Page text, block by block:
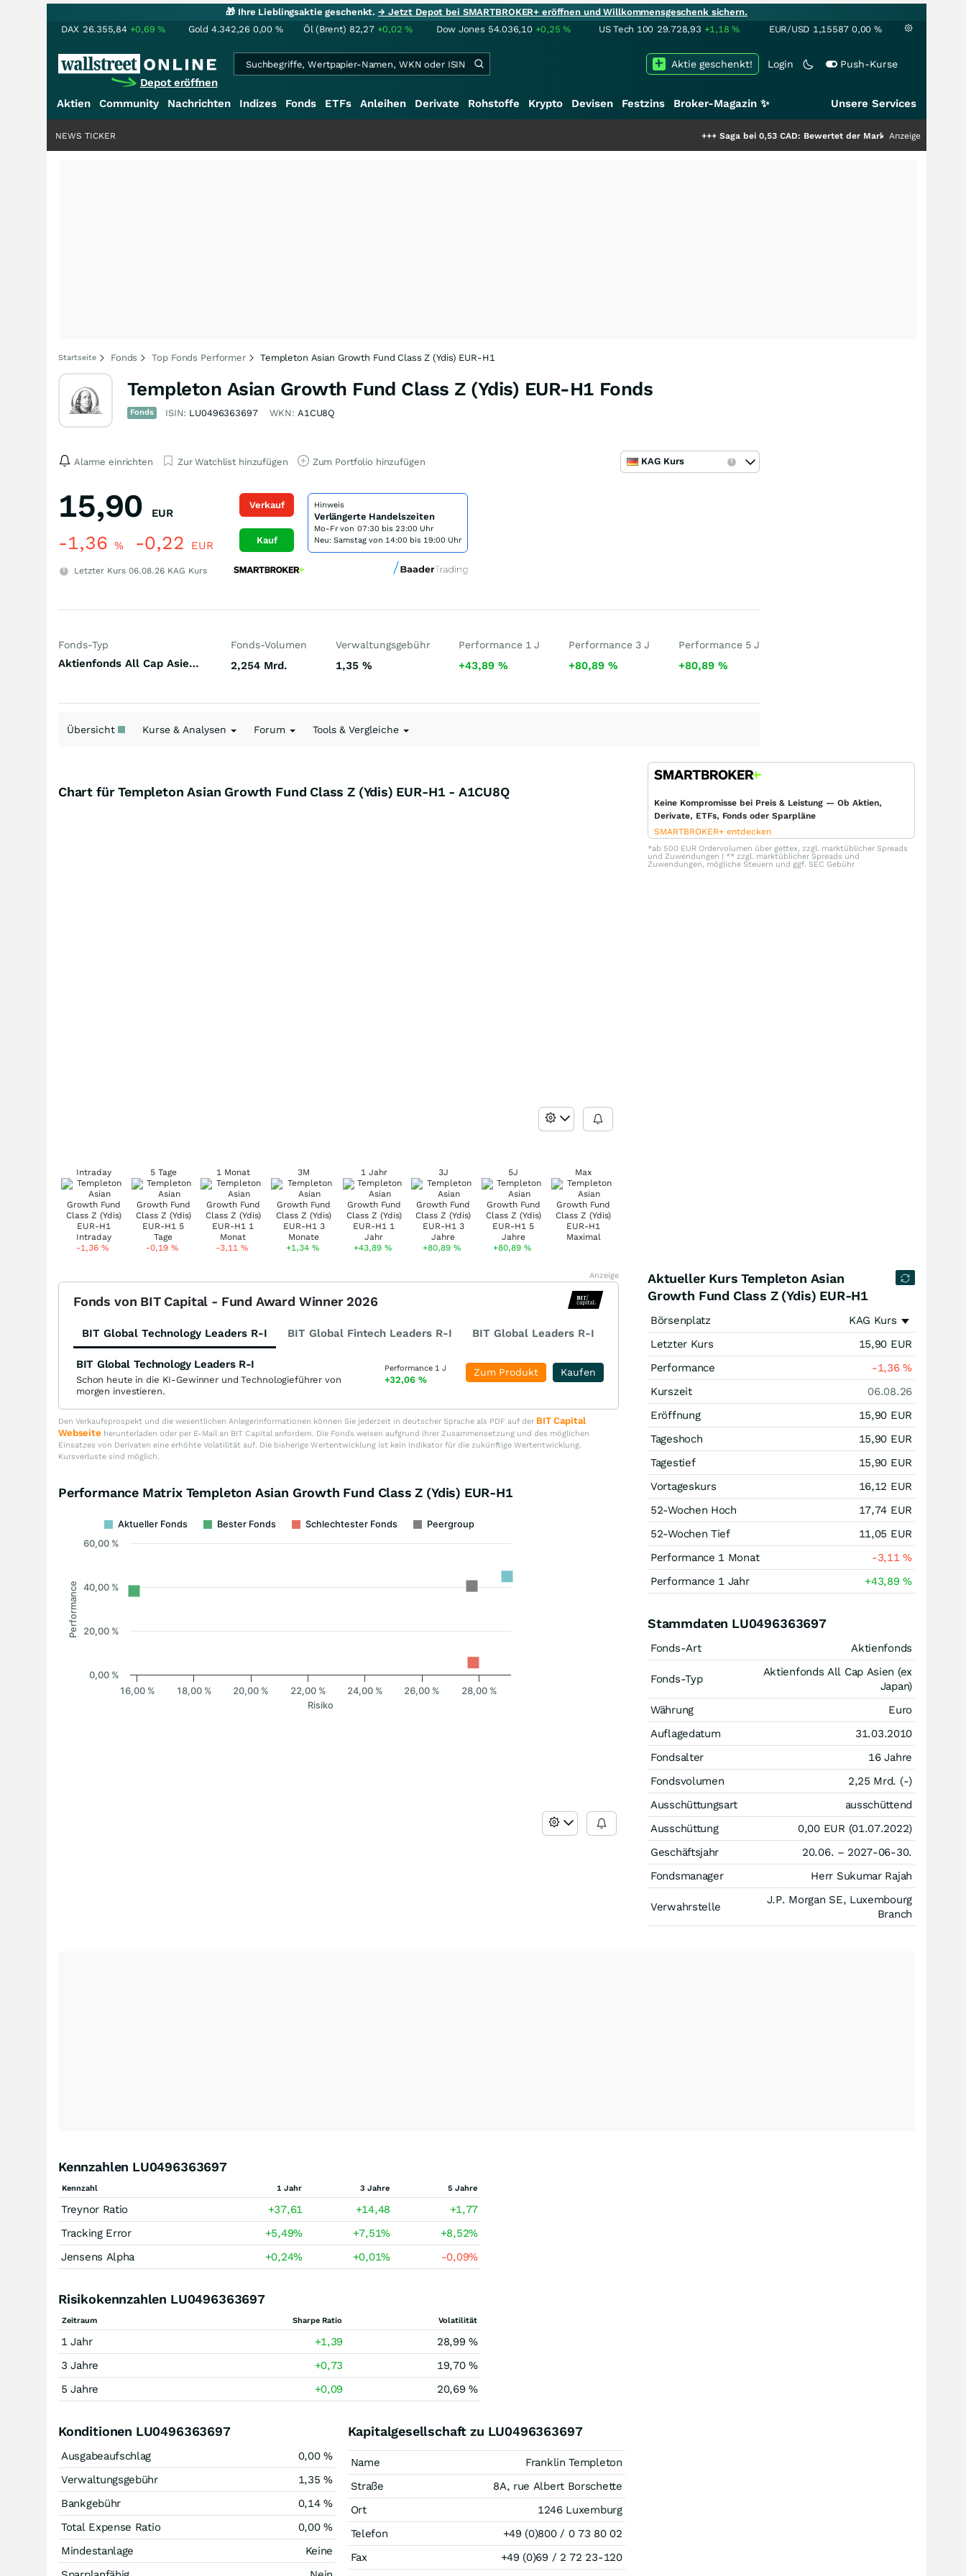
🎁 Ihre Lieblingsaktie geschenkt.→ Jetzt Depot bei SMARTBROKER+ eröffnen und Willkommensgeschenk sichern.
DAX 26.355,84 +0,69% Gold 4.342,26 0,00 % Öl (Brent) 82,27 +0,02% Dow Jones 54.036,10 +0,25% US Tech 100 29.728,93 +1,18% EUR/USD 1,15587 0,00 %
Depot eröffnen
Login Push-Kurse
Aktie geschenkt!
Aktien Community Nachrichten Indizes Fonds ETFs Anleihen Derivate Rohstoffe Krypto Devisen Festzins Broker-Magazin ✨ Unsere Services
Saga bei 0,53 CAD: Bewertet der Markt noch immer nur die Hälfte
Anzeige
NEWS TICKER
Startseite Fonds Top Fonds Performer Templeton Asian Growth Fund Class Z (Ydis) EUR-H1
Templeton Asian Growth Fund Class Z (Ydis) EUR-H1 Fonds
Fonds ISIN: LU0496363697 WKN: A1CU8Q
Alarme einrichten Zur Watchlist hinzufügen Zum Portfolio hinzufügen KAG Kurs
15,90 EUR
-1,36 % -0,22 EUR
Letzter Kurs 06.08.26 KAG Kurs
Verkauf
Kauf
Hinweis
Verlängerte Handelszeiten
Mo-Fr von 07:30 bis 23:00 Uhr
Neu: Samstag von 14:00 bis 19:00 Uhr
Fonds-Typ
Aktienfonds All Cap Asien (ex Japan)
Fonds-Volumen
2,254 Mrd.
Verwaltungsgebühr
1,35 %
Performance 1 J
+43,89%
Performance 3 J
+80,89%
Performance 5 J
+80,89 %
Übersicht Kurse & Analysen Forum Tools & Vergleiche
Chart für Templeton Asian Growth Fund Class Z (Ydis) EUR-H1 - A1CU8Q
Intraday
-1,36 %
5 Tage
-0,19 %
1 Monat
-3,11 %
3M
+1,34 %
1 Jahr
+43,89 %
3J
+80,89%
5J
+80,89 %
Max
Keine Kompromisse bei Preis & Leistung — Ob Aktien,
Derivate, ETFs, Fonds oder Sparpläne
SMARTBROKER+ entdecken
*ab 500 EUR Ordervolumen über gettex, zzgl. marktüblicher Spreads
und Zuwendungen | ** zzgl. marktüblicher Spreads und
Zuwendungen, mögliche Steuern und ggf. SEC Gebühr
Anzeige
Fonds von BIT Capital - Fund Award Winner 2026
BIT Global Technology Leaders R-I BIT Global Fintech Leaders R-I BIT Global Leaders R-I
BIT Global Technology Leaders R-I
Schon heute in die KI-Gewinner und Technologieführer von
morgen investieren.
Performance 1 J
+32,06 %
Kaufen
Zum Produkt
Den Verkaufsprospekt und die wesentlichen Anlegerinformationen können Sie jederzeit in deutscher Sprache als PDF auf der BIT Capital
Webseite herunterladen oder per E-Mail an BIT Capital anfordern. Die Fonds weisen aufgrund ihrer Zusammensetzung und des möglichen
Einsatzes von Derivaten eine erhöhte Volatilität auf. Die bisherige Wertentwicklung ist kein Indikator für die zukünftige Wertentwicklung.
Kursverluste sind möglich.
Performance Matrix Templeton Asian Growth Fund Class Z (Ydis) EUR-H1
Risiko
Performance
Aktueller Fonds Bester Fonds Schlechtester Fonds Peergroup
16,00 % 18,00 % 20,00 % 22,00 % 24,00 % 26,00 % 28,00 %
0,00 %
20,00 %
40,00 %
60,00 %
Aktueller Kurs Templeton Asian
Growth Fund Class Z (Ydis) EUR-H1
Börsenplatz
KAG Kurs
Letzter Kurs
15,90 EUR
Performance
-1,36%
Kurszeit
06.08.26
Eröffnung
15,90 EUR
Tageshoch
15,90 EUR
Tagestief
15,90 EUR
Vortageskurs
16,12 EUR
52-Wochen Hoch
17,74 EUR
52-Wochen Tief
11,05 EUR
Performance 1 Monat
-3,11%
Performance 1 Jahr
+43,89%
Stammdaten LU0496363697
Fonds-Art Aktienfonds
Fonds-Typ
Aktienfonds All Cap Asien (ex
Japan)
Währung
Euro
Auflagedatum
31.03.2010
Fondsalter
16 Jahre
Fondsvolumen
2,25 Mrd. (-)
Ausschüttungsart
ausschüttend
Ausschüttung
0,00 EUR (01.07.2022)
Geschäftsjahr
20.06. – 2027-06-30.
Fondsmanager
Herr Sukumar Rajah
Verwahrstelle
J.P. Morgan SE, Luxembourg
Branch
Kennzahlen LU0496363697
Kennzahl 1 Jahr 3 Jahre 5 Jahre
Treynor Ratio +37,61 +14,48
+1,77
Tracking Error
+5,49% +7,51% +8,52%
Jensens Alpha
+0,24% +0,01% -0,09%
Risikokennzahlen LU0496363697
Zeitraum Sharpe Ratio Volatilität
1 Jahr +1,39
28,99 %
3 Jahre
+0,73
19,70 %
5 Jahre
+0,09 20,69 %
Konditionen LU0496363697
Ausgabeaufschlag
0,00 %
Verwaltungsgebühr
1,35 %
Bankgebühr
0,14 %
Total Expense Ratio
0,00 %
Mindestanlage
Keine
Kapitalgesellschaft zu LU0496363697
Name
Franklin Templeton
Straße
8A, rue Albert Borschette
Ort
1246 Luxemburg
Telefon
+49 (0)800 / 0 73 80 02
Fax
+49 (0)69 / 2 72 23-120